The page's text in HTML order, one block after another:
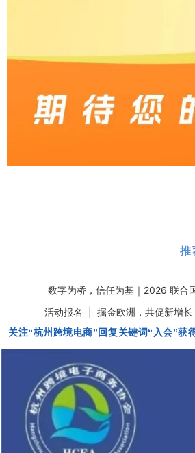
推
数字为桥，信任为基｜2026 联合
活动报名 | 掘金欧洲，共促新增长
关注“杭州跨境电商”回复关键词“入会”获